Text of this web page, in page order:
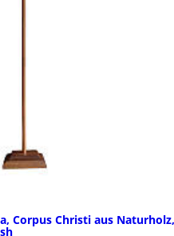
Corpus Christi aus Naturholz,